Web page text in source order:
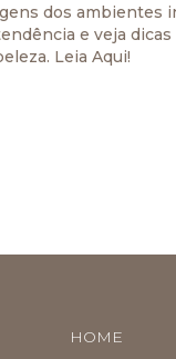
dos ambientes
e veja
Leia Aqui!
HOME